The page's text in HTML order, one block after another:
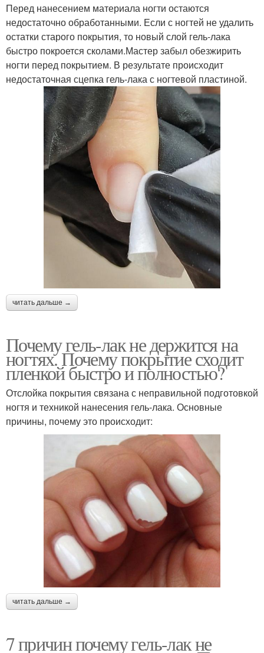
Перед нанесением материала ногти остаются
недостаточно обработанными. Если с ногтей не удалить
остатки старого покрытия, то новый слой гель-лака
быстро покроется сколами.Мастер забыл обезжирить
ногти перед покрытием. В результате происходит
недостаточная сцепка гель-лака с ногтевой пластиной.
читать дальше →
Почему гель-лак не держится на
ногтях. Почему покрытие сходит
пленкой быстро и полностью?
Отслойка покрытия связана с неправильной подготовкой
ногтя и техникой нанесения гель-лака. Основные
причины, почему это происходит:
читать дальше →
7 причин почему гель-лак не